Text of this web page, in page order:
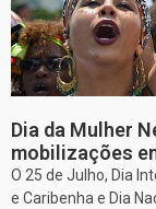
Dia da Mulher
mobilizações
O 25 de Julho, Dia
e Caribenha e Dia